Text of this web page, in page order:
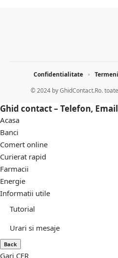
© 2024 byGhidContact.Ro.
Confidentialitate Termeni
Ghid contact – Telefon,
Acasa
Banci
Comert online
Curierat rapid
Farmacii
Energie
Informatii utile
Tutorial
Urari si mesaje
Back
Gari CFR